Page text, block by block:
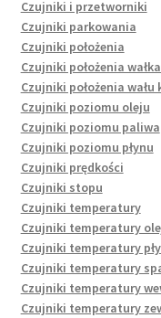
Czujniki i przetworniki
Czujniki parkowania
Czujniki położenia
Czujniki położenia
Czujniki położenia wału
Czujniki poziomu oleju
Czujniki poziomu paliwa
Czujniki poziomu płynu
Czujniki prędkości
Czujniki stopu
Czujniki temperatury
Czujniki temperatury
Czujniki temperatury
Czujniki temperatury
Czujniki temperatury
Czujniki temperatury